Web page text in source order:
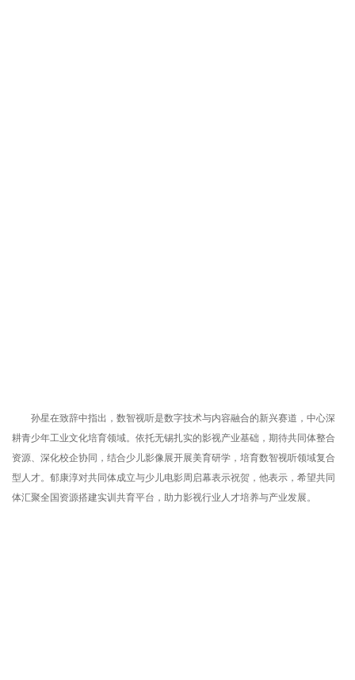
孙星在致辞中指出，数智视听是数字技术与内容融合的新兴赛道，中心深
耕青少年工业文化培育领域。依托无锡扎实的影视产业基础，期待共同体整合
资源、深化校企协同，结合少儿影像展开展美育研学，培育数智视听领域复合
型人才。郁康淳对共同体成立与少儿电影周启幕表示祝贺，他表示，希望共同
体汇聚全国资源搭建实训共育平台，助力影视行业人才培养与产业发展。